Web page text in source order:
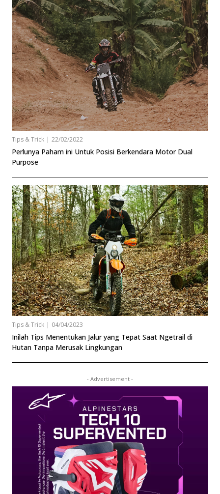
Tips & Trick | 22/02/2022
Perlunya Paham ini Untuk Posisi Berkendara Motor Dual
Purpose
Tips & Trick | 04/04/2023
Inilah Tips Menentukan Jalur yang Tepat Saat Ngetrail di
Hutan Tanpa Merusak Lingkungan
- Advertisement -